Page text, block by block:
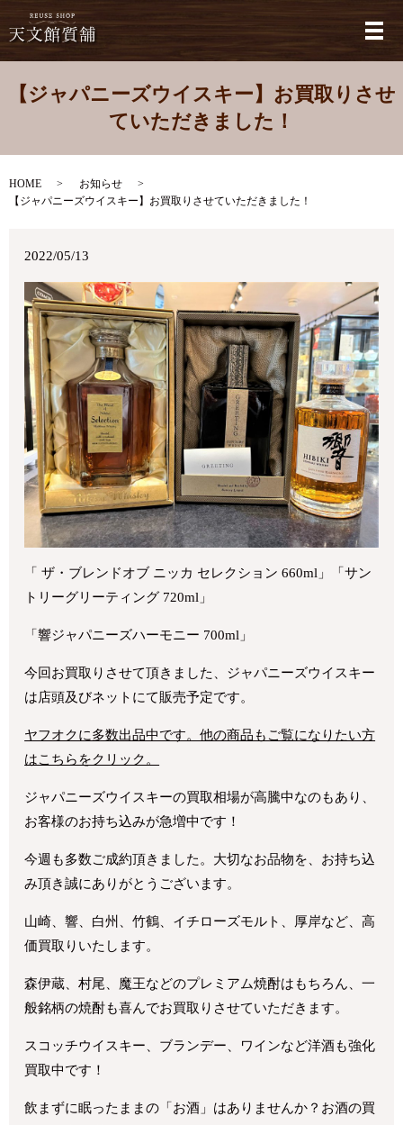
メ
【ジャパニーズウイスキー】お買取りさせ
ていただきました！
HOME
お知らせ
【ジャパニーズウイスキー】お買取りさせていただきました！
2022/05/13
「 ザ・ブレンドオブ ニッカ セレクション 660ml」「サン
トリーグリーティング 720ml」
「響ジャパニーズハーモニー 700ml」
今回お買取りさせて頂きました、ジャパニーズウイスキー
は店頭及びネットにて販売予定です。
ヤフオクに多数出品中です。他の商品もご覧になりたい方
はこちらをクリック。
ジャパニーズウイスキーの買取相場が高騰中なのもあり、
お客様のお持ち込みが急増中です！
今週も多数ご成約頂きました。大切なお品物を、お持ち込
み頂き誠にありがとうございます。
山崎、響、白州、竹鶴、イチローズモルト、厚岸など、高
価買取りいたします。
森伊蔵、村尾、魔王などのプレミアム焼酎はもちろん、一
般銘柄の焼酎も喜んでお買取りさせていただきます。
スコッチウイスキー、ブランデー、ワインなど洋酒も強化
買取中です！
飲まずに眠ったままの「お酒」はありませんか？お酒の買